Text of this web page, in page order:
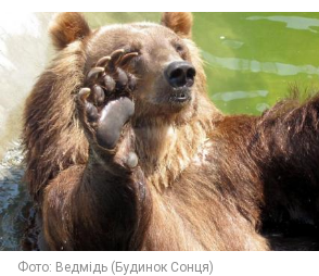
Фото: Ведмідь (Будинок Сонця)